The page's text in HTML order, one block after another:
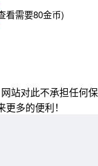
看需要80金币)
站对此不承担任何保
多的便利！